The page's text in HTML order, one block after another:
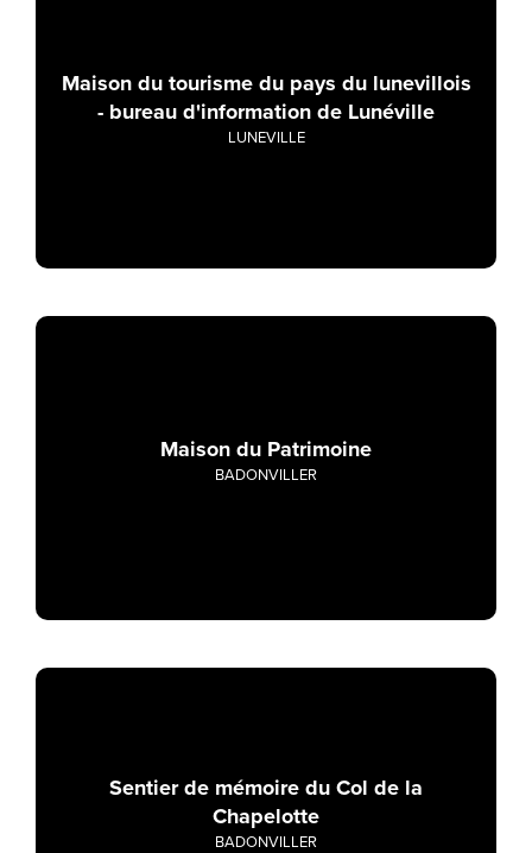
Maison du tourisme du pays du lunevillois
- bureau d'information de Lunéville
LUNEVILLE
Maison du Patrimoine
BADONVILLER
Sentier de mémoire du Col de la
Chapelotte
BADONVILLER